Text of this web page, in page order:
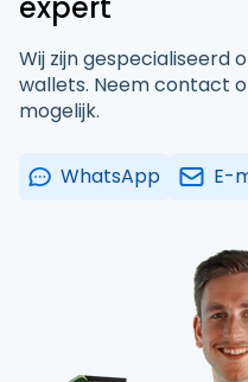
expert
Wij zijn gespecialiseerd
wallets. Neem contact
mogelijk.
WhatsApp E-